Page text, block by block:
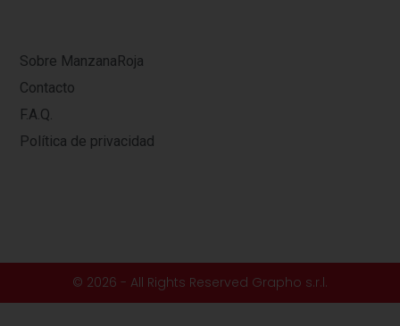
Sobre ManzanaRoja
Contacto
F.A.Q.
Política de privacidad
© 2026 - All Rights Reserved Grapho s.r.l.